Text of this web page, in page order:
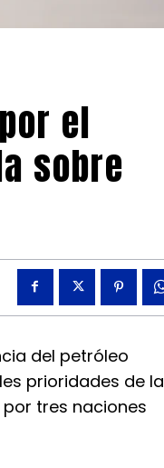
el
sobre
del petróleo
prioridades de la
tres naciones